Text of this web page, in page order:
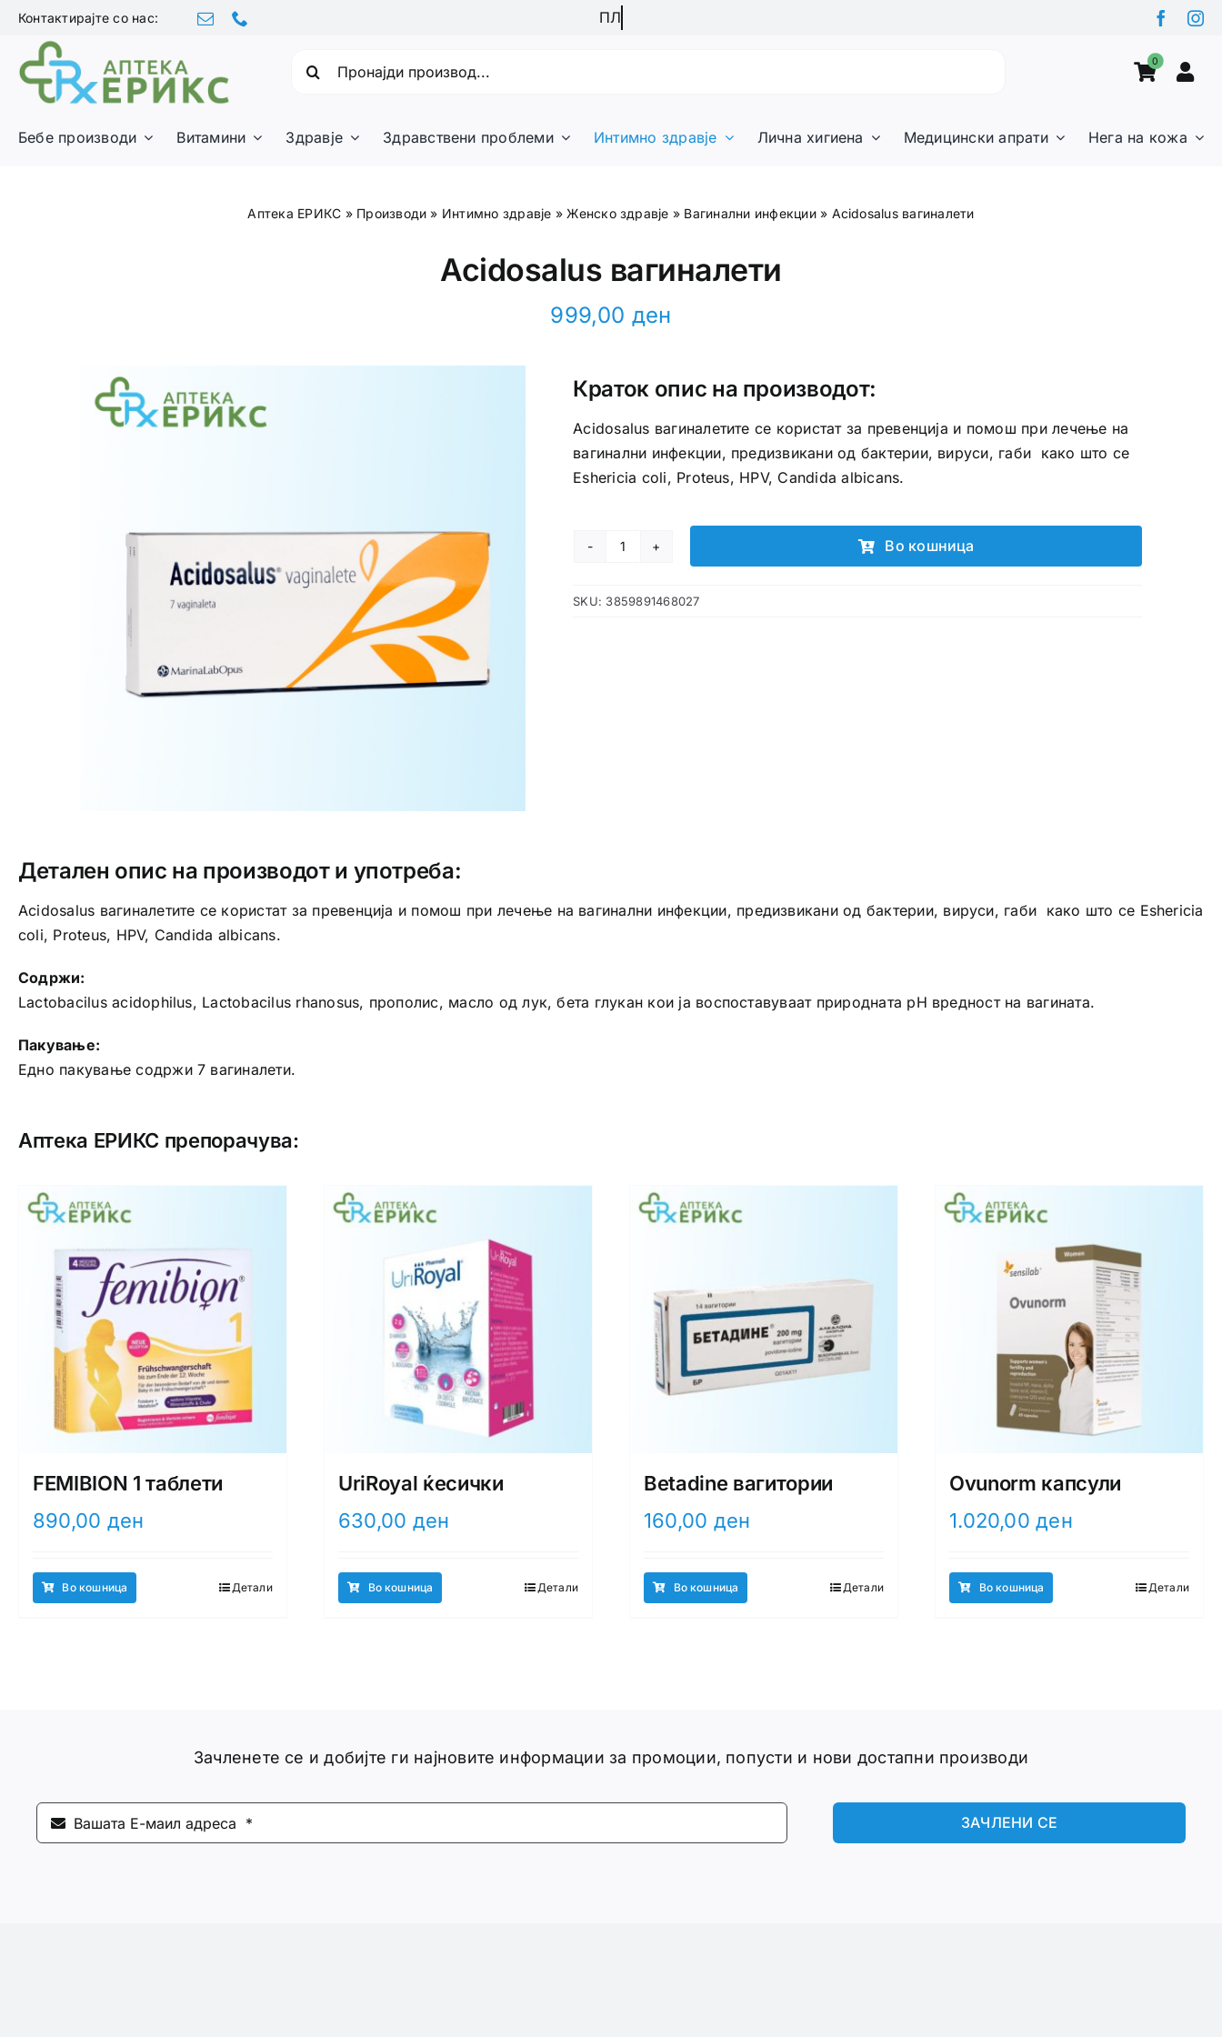
Skip
content
Контактирајте со нас:
0
Бебе производи Витамини Здравје Здравствени проблеми Интимно здравје Лична хигиена Медицински апрати Нега на кожа
Аптека ЕРИКС » Производи » Интимно здравје » Женско здравје » Вагинални инфекции» Acidosalus вагиналети
Acidosalus вагиналети
999,00 ден
Краток опис на производот:
Acidosalus вагиналетите се користат за превенција и помош при лечење на
вагинални инфекции, предизвикани од бактерии, вируси, габи како што се
Eshericia coli, Proteus, HPV, Candida albicans.
Acidosalus
количина
Во кошница
SKU: 3859891468027
Детален опис на производот и употреба:
Acidosalus вагиналетите се користат за превенција и помош при лечење на вагинални инфекции, предизвикани од бактерии, вируси, габи како што се Eshericia
coli, Proteus, HPV, Candida albicans.
Содржи:
Lactobacilus acidophilus, Lactobacilus rhanosus, прополис, масло од лук, бета глукан кои ја воспоставуваат природната рН вредност на вагината.
Пакување:
Едно пакување содржи 7 вагиналети.
Аптека ЕРИКС препорачува:
FEMIBION 1 таблети
890,00 ден
Во кошница Детали
UriRoyal ќесички
630,00 ден
Во кошница Детали
Betadine вагитории
160,00 ден
Во кошница Детали
Ovunorm капсули
1.020,00ден
Во кошница Детали
Зачленете се и добијте ги најновите информации за промоции, попусти и нови достапни производи
ЗАЧЛЕНИ СЕ